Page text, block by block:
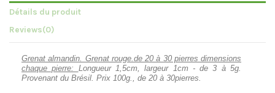
Détails du produit
Reviews(0)
Grenat almandin. Grenat rouge.de 20 à 30 pierres dimensions
chaque pierre: Longueur 1,5cm, largeur 1cm - de 3 à 5g.
Provenant du Brésil. Prix 100g., de 20 à 30pierres.